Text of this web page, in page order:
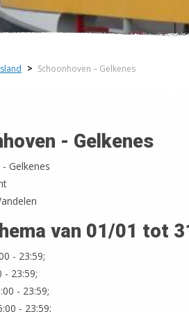
> Schoonhoven – Gelkenes
- Gelkenes
Gelkenes
van 01/01 tot
- 23:59;
- 23:59;
- 23:59;
- 23:59;